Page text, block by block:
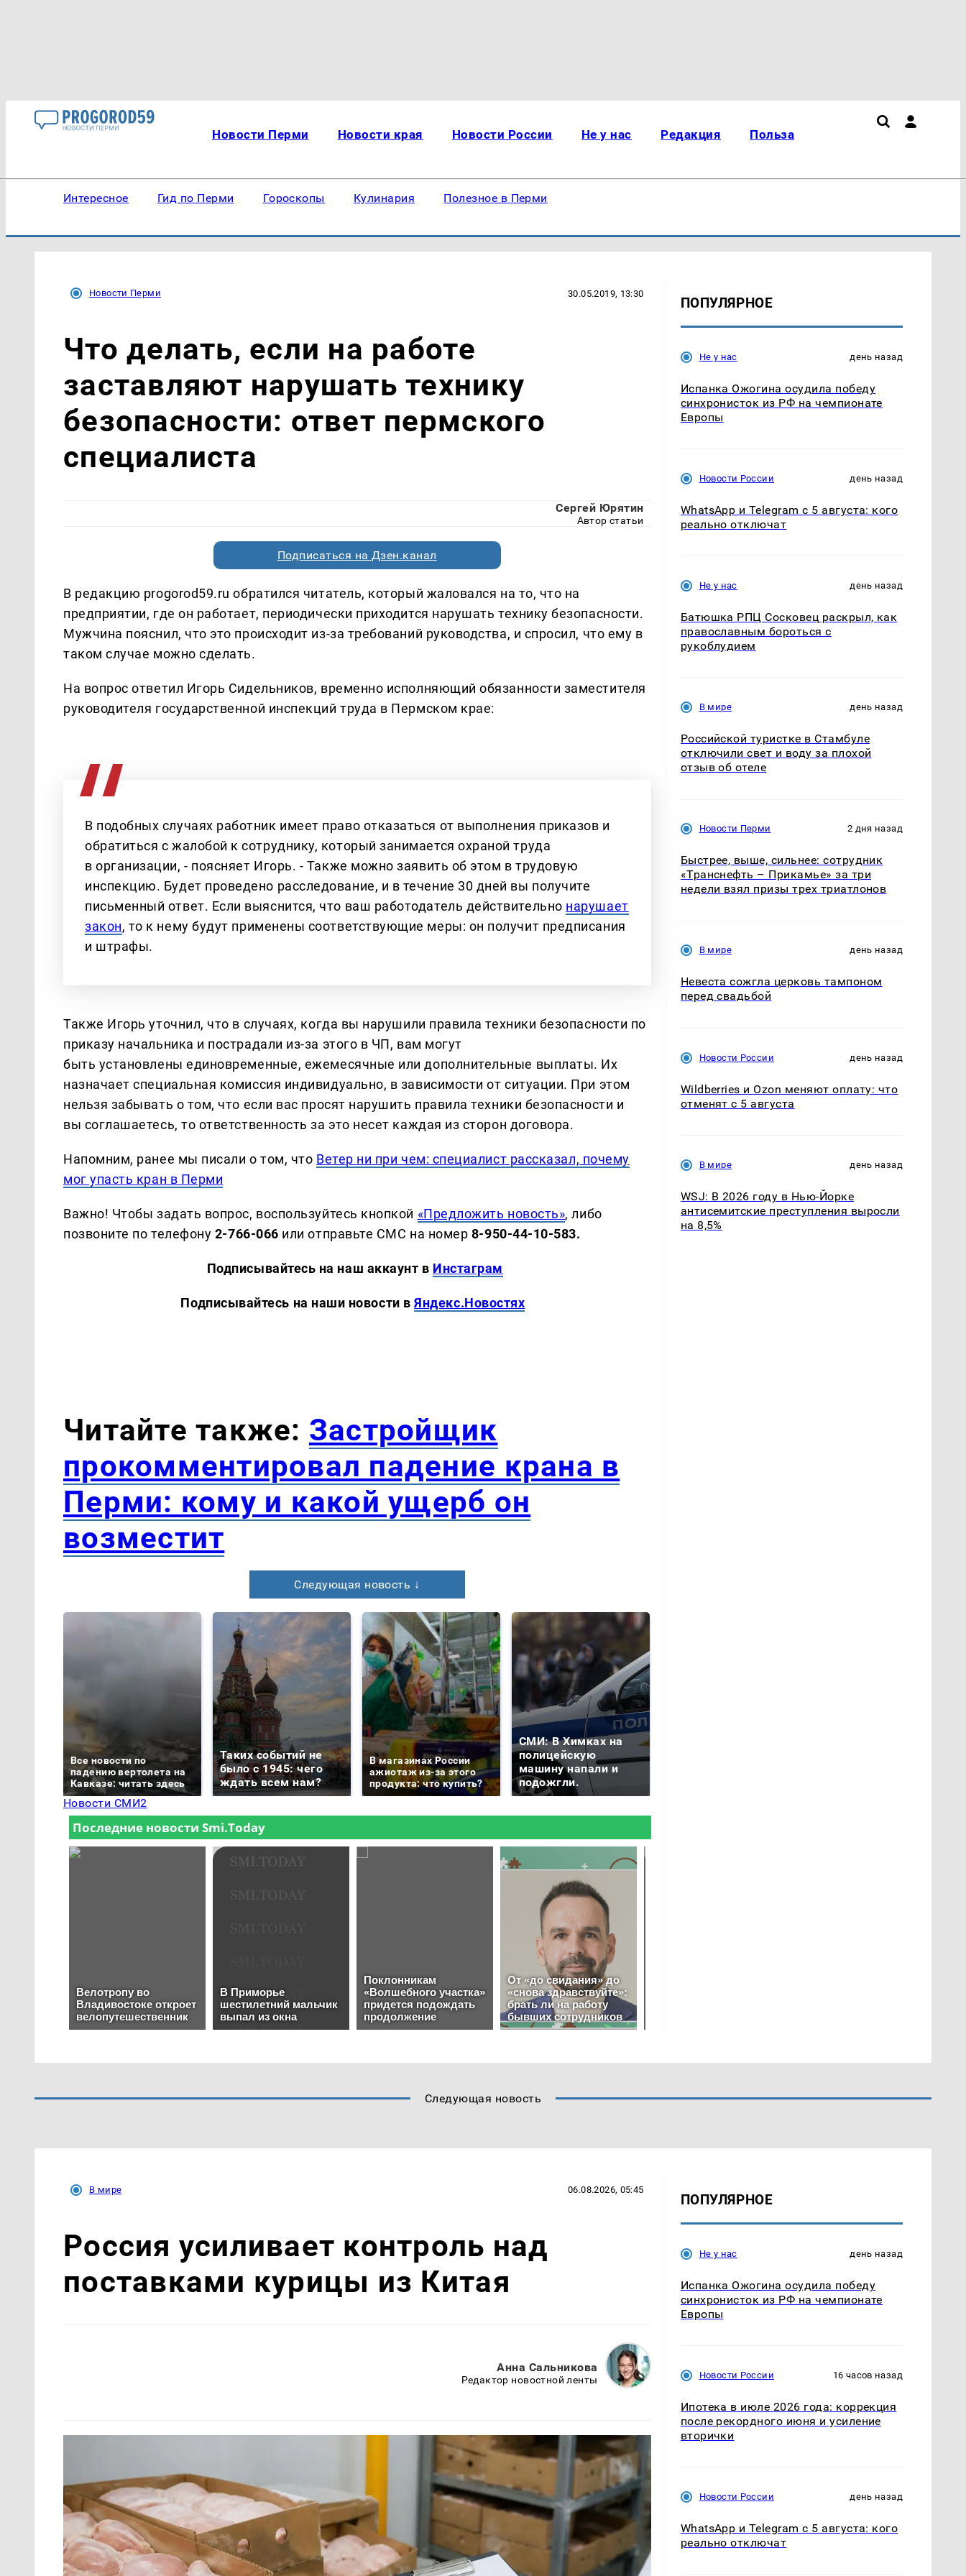
Новости Перми Новости края Новости России Не у нас Редакция Польза
Интересное Гид по Перми Гороскопы Кулинария Полезное в Перми
Новости Перми 30.05.2019, 13:30
Что делать, если на работе
заставляют нарушать технику
безопасности: ответ пермского
специалиста
Сергей Юрятин
Автор статьи
Подписаться на Дзен.канал
В редакцию progorod59.ru обратился читатель, который жаловался на то, что на
предприятии, где он работает, периодически приходится нарушать технику безопасности.
Мужчина пояснил, что это происходит из-за требований руководства, и спросил, что ему в
таком случае можно сделать.
На вопрос ответил Игорь Сидельников, временно исполняющий обязанности заместителя
руководителя государственной инспекций труда в Пермском крае:
В подобных случаях работник имеет право отказаться от выполнения приказов и
обратиться с жалобой к сотруднику, который занимается охраной труда
в организации, - поясняет Игорь. - Также можно заявить об этом в трудовую
инспекцию. Будет проведено расследование, и в течение 30 дней вы получите
письменный ответ. Если выяснится, что ваш работодатель действительно нарушает
закон, то к нему будут применены соответствующие меры: он получит предписания
и штрафы.
Также Игорь уточнил, что в случаях, когда вы нарушили правила техники безопасности по
приказу начальника и пострадали из-за этого в ЧП, вам могут
быть установлены единовременные, ежемесячные или дополнительные выплаты. Их
назначает специальная комиссия индивидуально, в зависимости от ситуации. При этом
нельзя забывать о том, что если вас просят нарушить правила техники безопасности и
вы соглашаетесь, то ответственность за это несет каждая из сторон договора.
Напомним, ранее мы писали о том, что Ветер ни при чем: специалист рассказал, почему
мог упасть кран в Перми
Важно! Чтобы задать вопрос, воспользуйтесь кнопкой «Предложить новость», либо
позвоните по телефону 2-766-066 или отправьте СМС на номер 8-950-44-10-583.
Подписывайтесь на наш аккаунт в Инстаграм
Подписывайтесь на наши новости вЯндекс.Новостях
Читайте также: Застройщик
прокомментировал падение крана в
Перми: кому и какой ущерб он
возместит
Следующая новость ↓
Все новости по
падению вертолета на
Кавказе: читать здесь
Таких событий не
было с 1945: чего
ждать всем нам?
В магазинах России
ажиотаж из-за этого
продукта: что купить?
СМИ: В Химках на
полицейскую
машину напали и
подожгли.
Новости СМИ2
ПОПУЛЯРНОЕ
Не у нас день назад
Испанка Ожогина осудила победу
синхронисток из РФ на чемпионате
Европы
Новости России день назад
WhatsApp и Telegram с 5 августа: кого
реально отключат
Не у нас день назад
Батюшка РПЦ Сосковец раскрыл, как
православным бороться с
рукоблудием
В мире день назад
Российской туристке в Стамбуле
отключили свет и воду за плохой
отзыв об отеле
Новости Перми 2 дня назад
Быстрее, выше, сильнее: сотрудник
«Транснефть – Прикамье» за три
недели взял призы трех триатлонов
В мире день назад
Невеста сожгла церковь тампоном
перед свадьбой
Новости России день назад
Wildberries и Ozon меняют оплату: что
отменят с 5 августа
В мире день назад
WSJ: В 2026 году в Нью-Йорке
антисемитские преступления выросли
на 8,5%
Следующая новость
В мире 06.08.2026, 05:45
Россия усиливает контроль над
поставками курицы из Китая
Анна Сальникова
Редактор новостной ленты
ПОПУЛЯРНОЕ
Не у нас день назад
Испанка Ожогина осудила победу
синхронисток из РФ на чемпионате
Европы
Новости России 16 часов назад
Ипотека в июле 2026 года: коррекция
после рекордного июня и усиление
вторички
Новости России день назад
WhatsApp и Telegram с 5 августа: кого
реально отключат